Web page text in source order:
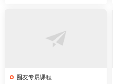
圈友专属课程